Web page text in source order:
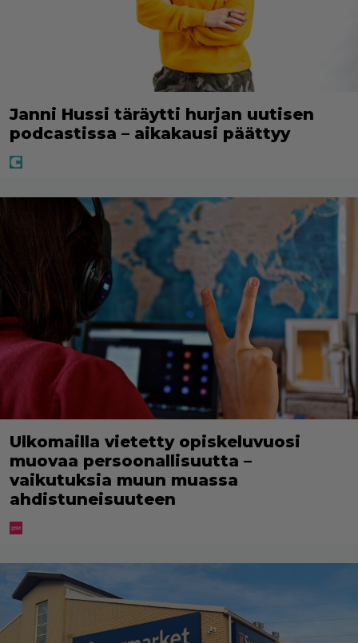
Janni Hussi täräytti hurjan uutisen
podcastissa – aikakausi päättyy
Ulkomailla vietetty opiskeluvuosi
muovaa persoonallisuutta –
vaikutuksia muun muassa
ahdistuneisuuteen